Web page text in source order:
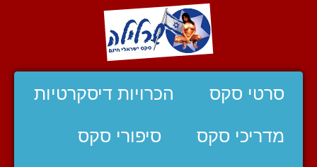
סרטי סקס הכרויות דיסקרטיות
מדריכי סקס סיפורי סקס